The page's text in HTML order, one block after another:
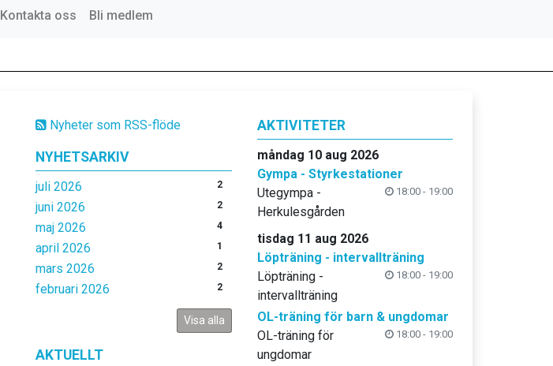
Kontakta oss Bli medlem
Nyheter som RSS-flöde
NYHETSARKIV
juli 2026 2
juni 2026 2
maj 2026 4
april 2026 1
mars 2026 2
februari 2026 2
Visa alla
AKTUELLT
AKTIVITETER
måndag 10 aug 2026
Gympa - Styrkestationer
18:00 - 19:00
Utegympa -
Herkulesgården
tisdag 11 aug 2026
Löpträning - intervallträning
18:00 - 19:00
Löpträning -
intervallträning
OL-träning för barn & ungdomar
18:00 - 19:00
OL-träning för
ungdomar